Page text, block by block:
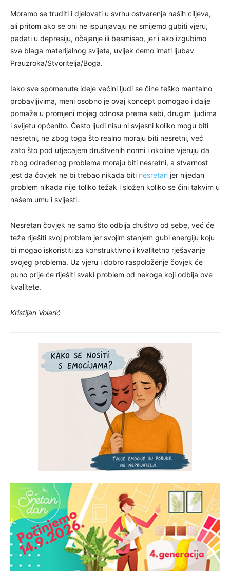
Moramo se truditi i djelovati u svrhu ostvarenja naših ciljeva,
ali pritom ako se oni ne ispunjavaju ne smijemo gubiti vjeru,
padati u depresiju, očajanje ili besmisao, jer i ako izgubimo
sva blaga materijalnog svijeta, uvijek ćemo imati ljubav
Prauzroka/Stvoritelja/Boga.
Iako sve spomenute ideje većini ljudi se čine teško mentalno
probavljivima, meni osobno je ovaj koncept pomogao i dalje
pomaže u promjeni mojeg odnosa prema sebi, drugim ljudima
i svijetu općenito. Često ljudi nisu ni svjesni koliko mogu biti
nesretni, ne zbog toga što realno moraju biti nesretni, već
zato što pod utjecajem društvenih normi i okoline vjeruju da
zbog određenog problema moraju biti nesretni, a stvarnost
jest da čovjek ne bi trebao nikada biti nesretan jer nijedan
problem nikada nije toliko težak i složen koliko se čini takvim u
našem umu i svijesti.
Nesretan čovjek ne samo što odbija društvo od sebe, već će
teže riješiti svoj problem jer svojim stanjem gubi energiju koju
bi mogao iskoristiti za konstruktivno i kvalitetno rješavanje
svojeg problema. Uz vjeru i dobro raspoloženje čovjek će
puno prije će riješiti svaki problem od nekoga koji odbija ove
kvalitete.
Kristijan Volarić